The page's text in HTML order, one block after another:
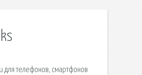
для телефонов, смартфонов